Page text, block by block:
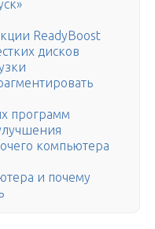
ReadyBoost
дисков
программ
компьютера
и почему